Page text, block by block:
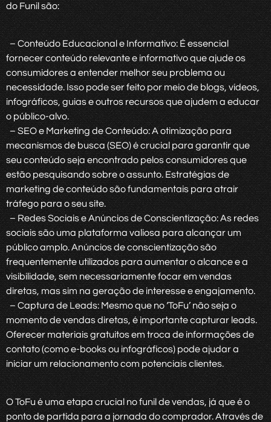
do Funil são:
– Conteúdo Educacional e Informativo: É essencial
fornecer conteúdo relevante e informativo que ajude os
consumidores a entender melhor seu problema ou
necessidade. Isso pode ser feito por meio de blogs, vídeos,
infográficos, guias e outros recursos que ajudem a educar
o público-alvo.
– SEO e Marketing de Conteúdo: A otimização para
mecanismos de busca (SEO) é crucial para garantir que
seu conteúdo seja encontrado pelos consumidores que
estão pesquisando sobre o assunto. Estratégias de
marketing de conteúdo são fundamentais para atrair
tráfego para o seu site.
– Redes Sociais e Anúncios de Conscientização: As redes
sociais são uma plataforma valiosa para alcançar um
público amplo. Anúncios de conscientização são
frequentemente utilizados para aumentar o alcance e a
visibilidade, sem necessariamente focar em vendas
diretas, mas sim na geração de interesse e engajamento.
– Captura de Leads: Mesmo que no ‘ToFu’ não seja o
momento de vendas diretas, é importante capturar leads.
Oferecer materiais gratuitos em troca de informações de
contato (como e-books ou infográficos) pode ajudar a
iniciar um relacionamento com potenciais clientes.
O ToFu é uma etapa crucial no funil de vendas, já que é o
ponto de partida para a jornada do comprador. Através de